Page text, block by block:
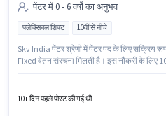
पेंटर में 0 - 6 वर्षो का अनुभव
फ्लेक्सिबल शिफ्ट 10वीं से नीचे
Skv India पेंटर श्रेणी में पेंटर पद के लिए सक्रिय
Fixed वेतन संरचना मिलती है। इस नौकरी के लिए
working प्रति सप्ताह है।
10+ दिन पहले पोस्ट की गई थी